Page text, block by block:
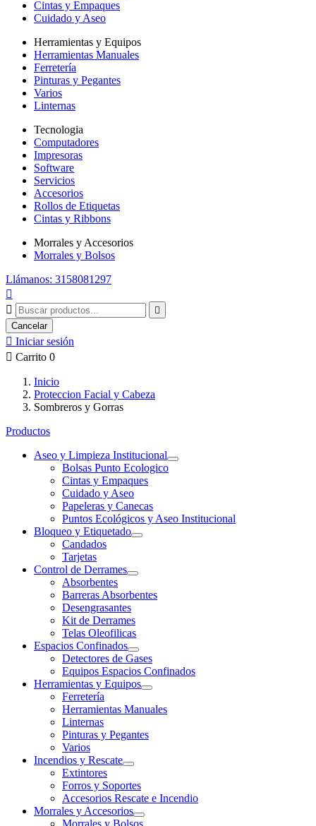
Cintas y Empaques
Cuidado y Aseo
Herramientas y Equipos
Herramientas Manuales
Ferretería
Pinturas y Pegantes
Varios
Linternas
Tecnologia
Computadores
Impresoras
Software
Servicios
Accesorios
Rollos de Etiquetas
Cintas y Ribbons
Morrales y Accesorios
Morrales y Bolsos
Llámanos: 3158081297



Cancelar
 Iniciar sesión
 Carrito 0
Inicio
Proteccion Facial y Cabeza
Sombreros y Gorras
Productos
Aseo y Limpieza Institucional
Bolsas Punto Ecologico
Cintas y Empaques
Cuidado y Aseo
Papeleras y Canecas
Puntos Ecológicos y Aseo Institucional
Bloqueo y Etiquetado
Candados
Tarjetas
Control de Derrames
Absorbentes
Barreras Absorbentes
Desengrasantes
Kit de Derrames
Telas Oleofilicas
Espacios Confinados
Detectores de Gases
Equipos Espacios Confinados
Herramientas y Equipos
Ferretería
Herramientas Manuales
Linternas
Pinturas y Pegantes
Varios
Incendios y Rescate
Extintores
Forros y Soportes
Accesorios Rescate e Incendio
Morrales y Accesorios
Morrales y Bolsos